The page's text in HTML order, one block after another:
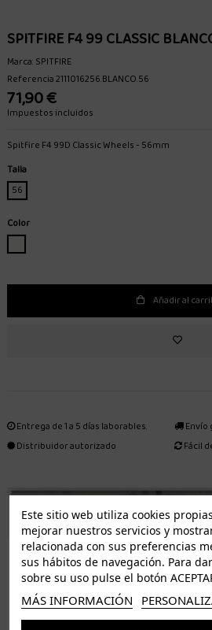
SPITFIRE F4 99 CLASSIC
Marca:SPITFIRE
Referencia2111016256.BLANCO.56
71,90 €
Impuestos incluidos
Spitfire F4 99D Classic Wheels - 56mm
Talla
56
Color
Añadir al
Entrega de 1 a 5 días laborables.
Distribuidor autorizado
Envío
Fácil
ENVÍO GRATUITO *
ISLAS CANARIAS
Tenerife 3.50€. Gratis a partir de 50€
Resto de islas 5€. Gratis a partir de 50€
Este sitio web utiliza cookies
mejorar nuestros servicios y
relacionada con sus preferencias
sus hábitos de navegación. Para
sobre su uso pulse el botón
MÁS INFORMACIÓN